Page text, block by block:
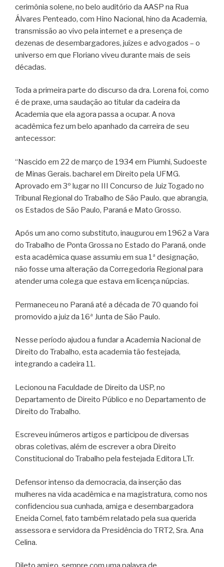
cerimônia solene, no belo auditório da AASP na Rua
Álvares Penteado, com Hino Nacional, hino da Academia,
transmissão ao vivo pela internet e a presença de
dezenas de desembargadores, juízes e advogados – o
universo em que Floriano viveu durante mais de seis
décadas.
Toda a primeira parte do discurso da dra. Lorena foi, como
é de praxe, uma saudação ao titular da cadeira da
Academia que ela agora passa a ocupar. A nova
acadêmica fez um belo apanhado da carreira de seu
antecessor:
“Nascido em 22 de março de 1934 em Piumhi, Sudoeste
de Minas Gerais. bacharel em Direito pela UFMG.
Aprovado em 3º lugar no III Concurso de Juiz Togado no
Tribunal Regional do Trabalho de São Paulo. que abrangia,
os Estados de São Paulo, Paraná e Mato Grosso.
Após um ano como substituto, inaugurou em 1962 a Vara
do Trabalho de Ponta Grossa no Estado do Paraná, onde
esta acadêmica quase assumiu em sua 1ª designação,
não fosse uma alteração da Corregedoria Regional para
atender uma colega que estava em licença núpcias.
Permaneceu no Paraná até a década de 70 quando foi
promovido a juiz da 16ª Junta de São Paulo.
Nesse período ajudou a fundar a Academia Nacional de
Direito do Trabalho, esta academia tão festejada,
integrando a cadeira 11.
Lecionou na Faculdade de Direito da USP, no
Departamento de Direito Público e no Departamento de
Direito do Trabalho.
Escreveu inúmeros artigos e participou de diversas
obras coletivas, além de escrever a obra Direito
Constitucional do Trabalho pela festejada Editora LTr.
Defensor intenso da democracia, da inserção das
mulheres na vida acadêmica e na magistratura, como nos
confidenciou sua cunhada, amiga e desembargadora
Eneida Cornel, fato também relatado pela sua querida
assessora e servidora da Presidência do TRT2, Sra. Ana
Celina.